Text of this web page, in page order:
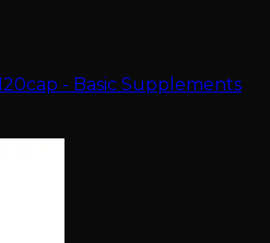
- Basic Supplements